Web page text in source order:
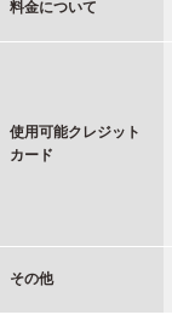
料金について
使用可能クレジット
カード
その他